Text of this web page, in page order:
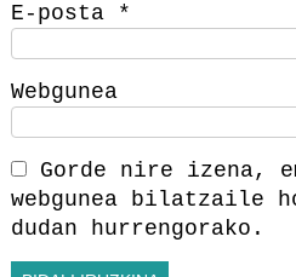
E-posta *
Webgunea
Gorde nire izena,
webgunea bilatzaile
dudan hurrengorako.